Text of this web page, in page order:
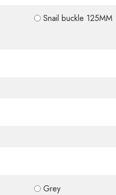
Snail buckle 125MM
Grey